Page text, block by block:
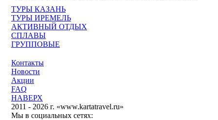
Контакты
Новости
Акции
FAQ
НАВЕРХ
2011 - 2026 г. «www.kartatravel.ru»
ТУРЫ КАЗАНЬ
ТУРЫ ИРЕМЕЛЬ
АКТИВНЫЙ ОТДЫХ
СПЛАВЫ
ГРУППОВЫЕ
Мы в социальных сетях: